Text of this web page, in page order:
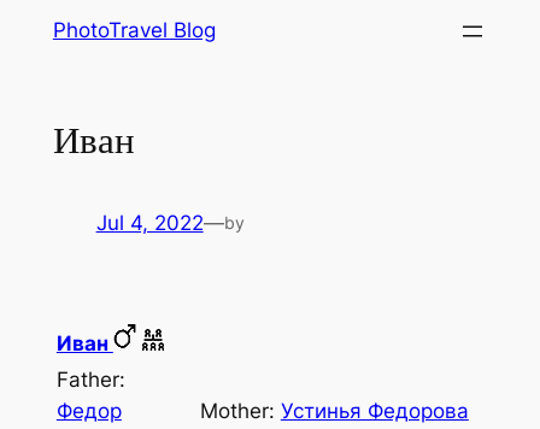
PhotoTravel Blog
Иван
Jul 4, 2022—by
Иван
Father:
Федор
Mother: Устинья Федорова